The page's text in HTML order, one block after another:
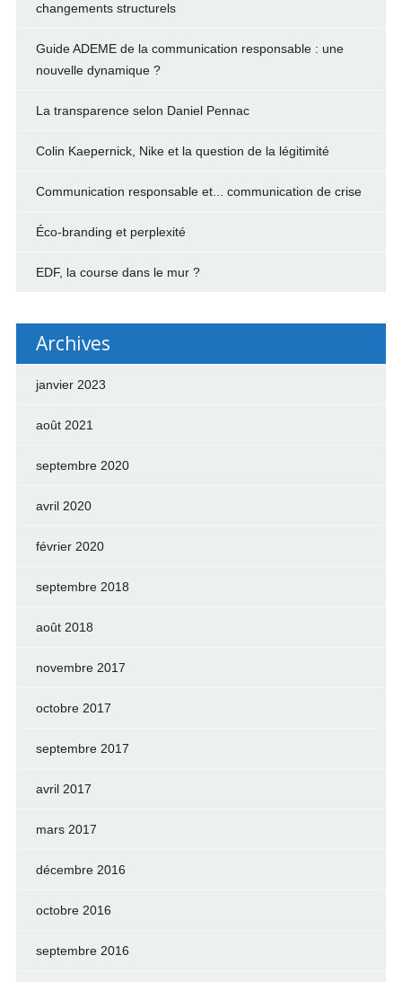
changements structurels
Guide ADEME de la communication responsable : une
nouvelle dynamique ?
La transparence selon Daniel Pennac
Colin Kaepernick, Nike et la question de la légitimité
Communication responsable et... communication de crise
Éco-branding et perplexité
EDF, la course dans le mur ?
Archives
janvier 2023
août 2021
septembre 2020
avril 2020
février 2020
septembre 2018
août 2018
novembre 2017
octobre 2017
septembre 2017
avril 2017
mars 2017
décembre 2016
octobre 2016
septembre 2016